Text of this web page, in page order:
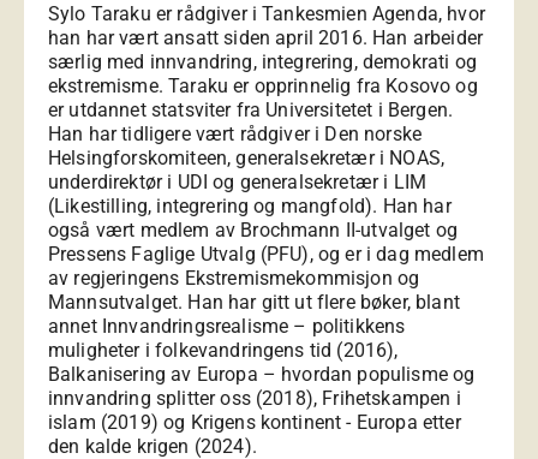
Sylo Taraku er rådgiver i Tankesmien Agenda, hvor
han har vært ansatt siden april 2016. Han arbeider
særlig med innvandring, integrering, demokrati og
ekstremisme. Taraku er opprinnelig fra Kosovo og
er utdannet statsviter fra Universitetet i Bergen.
Han har tidligere vært rådgiver i Den norske
Helsingforskomiteen, generalsekretær i NOAS,
underdirektør i UDI og generalsekretær i LIM
(Likestilling, integrering og mangfold). Han har
også vært medlem av Brochmann II-utvalget og
Pressens Faglige Utvalg (PFU), og er i dag medlem
av regjeringens Ekstremismekommisjon og
Mannsutvalget. Han har gitt ut flere bøker, blant
annet Innvandringsrealisme – politikkens
muligheter i folkevandringens tid (2016),
Balkanisering av Europa – hvordan populisme og
innvandring splitter oss (2018), Frihetskampen i
islam (2019) og Krigens kontinent - Europa etter
den kalde krigen (2024).